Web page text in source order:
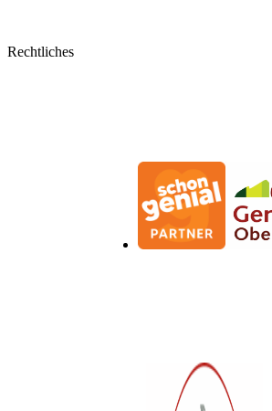
Rechtliches
Impressum
Datenschutzerklärung